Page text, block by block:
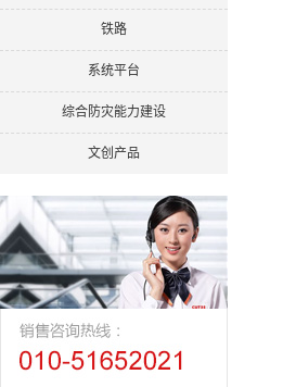
铁路
系统平台
综合防灾能力建设
文创产品